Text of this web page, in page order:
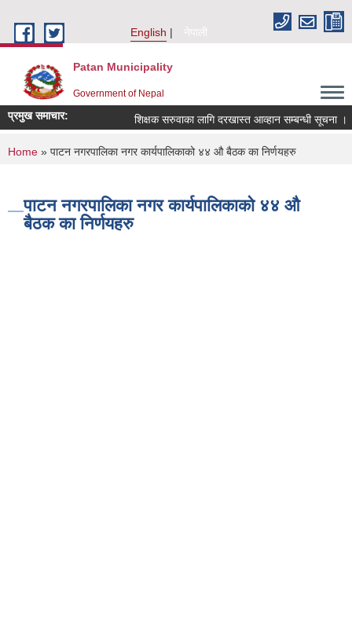
English
नेपाली
Patan Municipality
Government of Nepal
प्रमुख समाचार: शिक्षक सरुवाका लागि दरखास्त आव्हान सम्बन्धी सूचना ।
You are here
Home » पाटन नगरपालिका नगर कार्यपालिकाको ४४ औ बैठक का निर्णयहरु
पाटन नगरपालिका नगर कार्यपालिकाको ४४ औ
बैठक का निर्णयहरु